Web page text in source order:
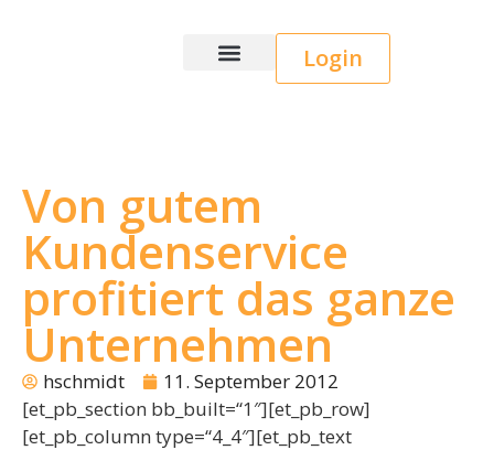
Login
Von gutem
Kundenservice
profitiert das ganze
Unternehmen
hschmidt
11. September 2012
[et_pb_section bb_built=“1″][et_pb_row]
[et_pb_column type=“4_4″][et_pb_text